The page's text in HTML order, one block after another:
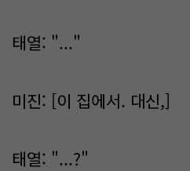
태열: "..."
미진: [이 집에서. 대신,]
태열: "...?"